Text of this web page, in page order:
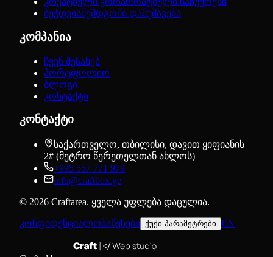
ბეჭდვისშემდგომი დამუშავება
კომპანია
ჩვენ შესახებ
პორტფოლიო
ბლოგი
კონტაქტი
კონტაქტი
საქართველო, თბილისი, დავით ყიფიანის
2# (მეტრო წერეთელთან ახლოს)
+995 557 771 979
info@craftbox.ge
© 2026 Craftarea. ყველა უფლება დაცულია.
კონფიდენციალობაწესები ქუქი პარამეტრები EN